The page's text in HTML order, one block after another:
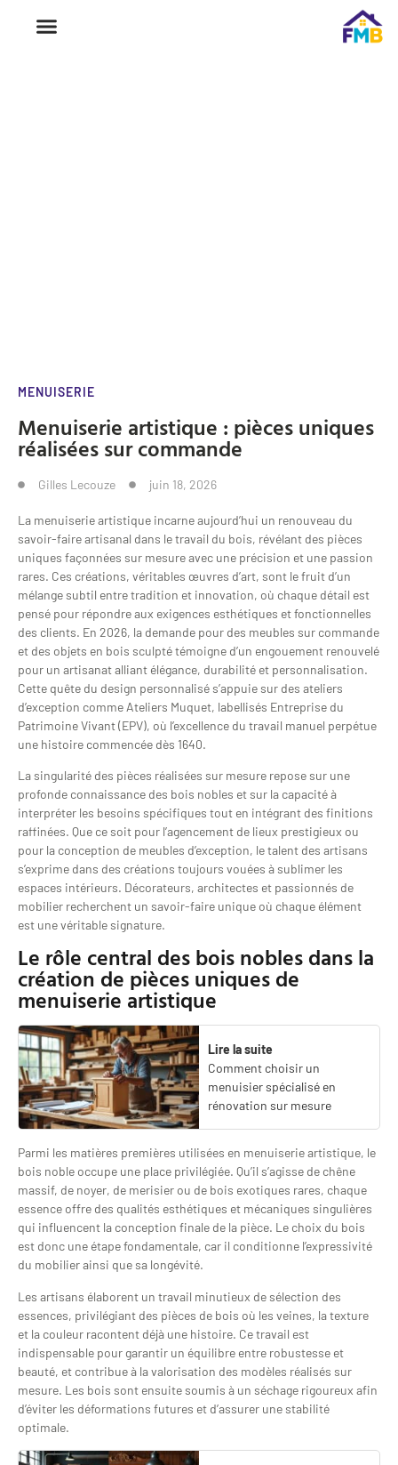
MENUISERIE
Menuiserie artistique : pièces uniques
réalisées sur commande
Gilles Lecouze juin 18, 2026
La menuiserie artistique incarne aujourd’hui un renouveau du
savoir-faire artisanal dans le travail du bois, révélant des pièces
uniques façonnées sur mesure avec une précision et une passion
rares. Ces créations, véritables œuvres d’art, sont le fruit d’un
mélange subtil entre tradition et innovation, où chaque détail est
pensé pour répondre aux exigences esthétiques et fonctionnelles
des clients. En 2026, la demande pour des meubles sur commande
et des objets en bois sculpté témoigne d’un engouement renouvelé
pour un artisanat alliant élégance, durabilité et personnalisation.
Cette quête du design personnalisé s’appuie sur des ateliers
d’exception comme Ateliers Muquet, labellisés Entreprise du
Patrimoine Vivant (EPV), où l’excellence du travail manuel perpétue
une histoire commencée dès 1640.
La singularité des pièces réalisées sur mesure repose sur une
profonde connaissance des bois nobles et sur la capacité à
interpréter les besoins spécifiques tout en intégrant des finitions
raffinées. Que ce soit pour l’agencement de lieux prestigieux ou
pour la conception de meubles d’exception, le talent des artisans
s’exprime dans des créations toujours vouées à sublimer les
espaces intérieurs. Décorateurs, architectes et passionnés de
mobilier recherchent un savoir-faire unique où chaque élément
est une véritable signature.
Le rôle central des bois nobles dans la
création de pièces uniques de
menuiserie artistique
Lire la suite
Comment choisir un
menuisier spécialisé en
rénovation sur mesure
Parmi les matières premières utilisées en menuiserie artistique, le
bois noble occupe une place privilégiée. Qu’il s’agisse de chêne
massif, de noyer, de merisier ou de bois exotiques rares, chaque
essence offre des qualités esthétiques et mécaniques singulières
qui influencent la conception finale de la pièce. Le choix du bois
est donc une étape fondamentale, car il conditionne l’expressivité
du mobilier ainsi que sa longévité.
Les artisans élaborent un travail minutieux de sélection des
essences, privilégiant des pièces de bois où les veines, la texture
et la couleur racontent déjà une histoire. Ce travail est
indispensable pour garantir un équilibre entre robustesse et
beauté, et contribue à la valorisation des modèles réalisés sur
mesure. Les bois sont ensuite soumis à un séchage rigoureux afin
d’éviter les déformations futures et d’assurer une stabilité
optimale.